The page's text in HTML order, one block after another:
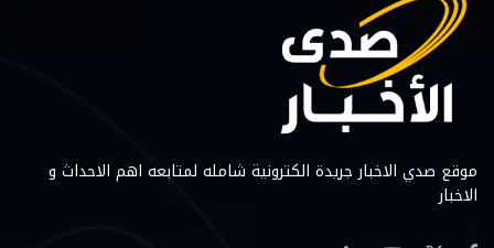
موقع صدي الاخبار جريدة الكترونية شامله لمتابعه اهم الاحداث و
الاخبار